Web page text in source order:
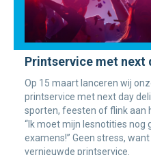
Printservice met next
Op 15 maart lanceren wij
printservice met next day
sporten, feesten of flink aan
“Ik moet mijn lesnotities nog
examens!” Geen stress,
vernieuwde printservice.